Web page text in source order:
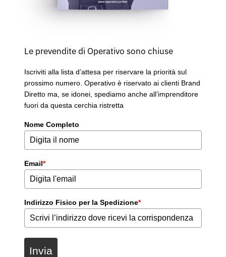
Le prevendite di Operativo sono chiuse
Iscriviti alla lista d’attesa per riservare la priorità sul
prossimo numero. Operativo è riservato ai clienti Brand
Diretto ma, se idonei, spediamo anche all’imprenditore
fuori da questa cerchia ristretta
Nome Completo
Email*
Indirizzo Fisico per la Spedizione*
Invia